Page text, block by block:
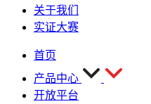
关于我们
实证大赛
首页
产品中心
开放平台